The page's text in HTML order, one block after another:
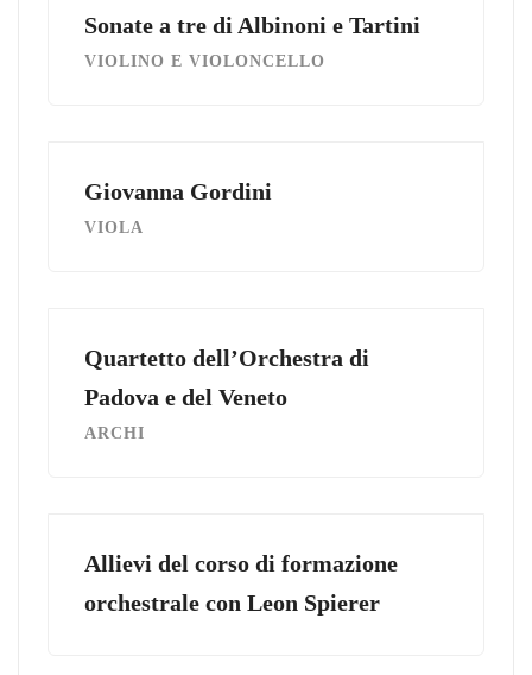
Sonate a tre di Albinoni e Tartini
VIOLINO E VIOLONCELLO
Giovanna Gordini
VIOLA
Quartetto dell’Orchestra di
Padova e del Veneto
ARCHI
Allievi del corso di formazione
orchestrale con Leon Spierer